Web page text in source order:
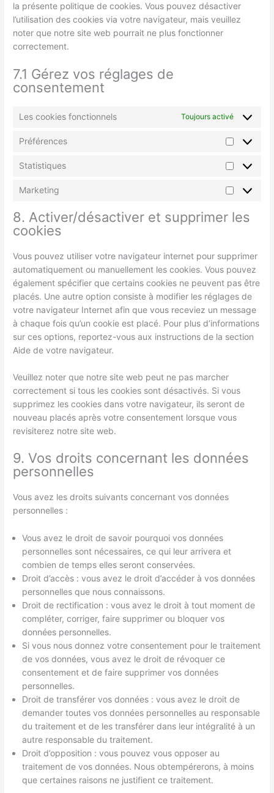
la présente politique de cookies. Vous pouvez désactiver
l’utilisation des cookies via votre navigateur, mais veuillez
noter que notre site web pourrait ne plus fonctionner
correctement.
7.1 Gérez vos réglages de
consentement
Les cookies fonctionnels Toujours activé
Préférences
Statistiques
Marketing
8. Activer/désactiver et supprimer les
cookies
Vous pouvez utiliser votre navigateur internet pour supprimer
automatiquement ou manuellement les cookies. Vous pouvez
également spécifier que certains cookies ne peuvent pas être
placés. Une autre option consiste à modifier les réglages de
votre navigateur Internet afin que vous receviez un message
à chaque fois qu’un cookie est placé. Pour plus d’informations
sur ces options, reportez-vous aux instructions de la section
Aide de votre navigateur.
Veuillez noter que notre site web peut ne pas marcher
correctement si tous les cookies sont désactivés. Si vous
supprimez les cookies dans votre navigateur, ils seront de
nouveau placés après votre consentement lorsque vous
revisiterez notre site web.
9. Vos droits concernant les données
personnelles
Vous avez les droits suivants concernant vos données
personnelles :
Vous avez le droit de savoir pourquoi vos données
personnelles sont nécessaires, ce qui leur arrivera et
combien de temps elles seront conservées.
Droit d’accès : vous avez le droit d’accéder à vos données
personnelles que nous connaissons.
Droit de rectification : vous avez le droit à tout moment de
compléter, corriger, faire supprimer ou bloquer vos
données personnelles.
Si vous nous donnez votre consentement pour le traitement
de vos données, vous avez le droit de révoquer ce
consentement et de faire supprimer vos données
personnelles.
Droit de transférer vos données : vous avez le droit de
demander toutes vos données personnelles au responsable
du traitement et de les transférer dans leur intégralité à un
autre responsable du traitement.
Droit d’opposition : vous pouvez vous opposer au
traitement de vos données. Nous obtempérerons, à moins
que certaines raisons ne justifient ce traitement.